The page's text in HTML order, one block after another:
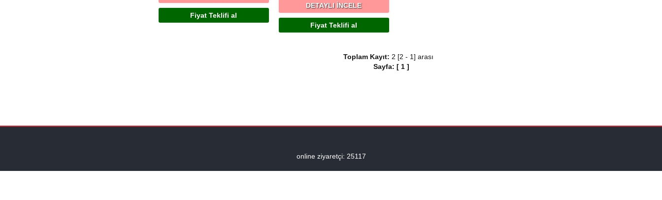
Fiyat Teklifi al
DETAYLI İNCELE
Fiyat Teklifi al
Toplam Kayıt: 2 [2 - 1] arası
Sayfa: [ 1 ]
online ziyaretçi: 25117